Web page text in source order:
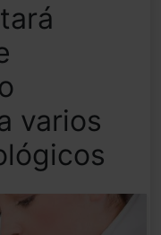
varios